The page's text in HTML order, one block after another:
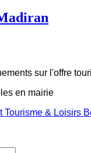
sur l'offre
en mairie
Tourisme & Loisirs